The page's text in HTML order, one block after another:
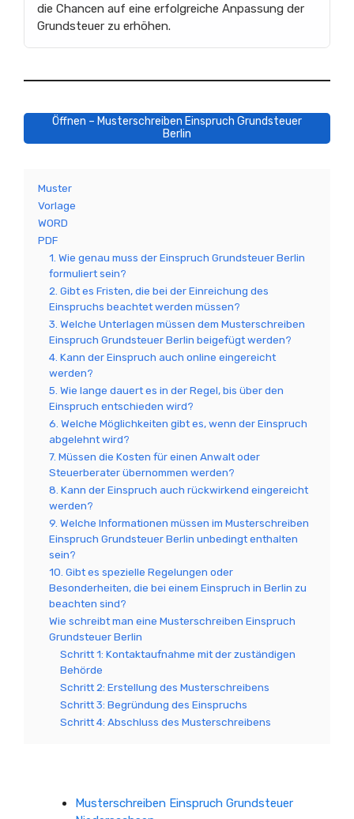
die Chancen auf eine erfolgreiche Anpassung der
Grundsteuer zu erhöhen.
Öffnen – Musterschreiben Einspruch Grundsteuer
Berlin
Muster
Vorlage
WORD
PDF
1. Wie genau muss der Einspruch Grundsteuer Berlin
formuliert sein?
2. Gibt es Fristen, die bei der Einreichung des
Einspruchs beachtet werden müssen?
3. Welche Unterlagen müssen dem Musterschreiben
Einspruch Grundsteuer Berlin beigefügt werden?
4. Kann der Einspruch auch online eingereicht
werden?
5. Wie lange dauert es in der Regel, bis über den
Einspruch entschieden wird?
6. Welche Möglichkeiten gibt es, wenn der Einspruch
abgelehnt wird?
7. Müssen die Kosten für einen Anwalt oder
Steuerberater übernommen werden?
8. Kann der Einspruch auch rückwirkend eingereicht
werden?
9. Welche Informationen müssen im Musterschreiben
Einspruch Grundsteuer Berlin unbedingt enthalten
sein?
10. Gibt es spezielle Regelungen oder
Besonderheiten, die bei einem Einspruch in Berlin zu
beachten sind?
Wie schreibt man eine Musterschreiben Einspruch
Grundsteuer Berlin
Schritt 1: Kontaktaufnahme mit der zuständigen
Behörde
Schritt 2: Erstellung des Musterschreibens
Schritt 3: Begründung des Einspruchs
Schritt 4: Abschluss des Musterschreibens
Musterschreiben Einspruch Grundsteuer